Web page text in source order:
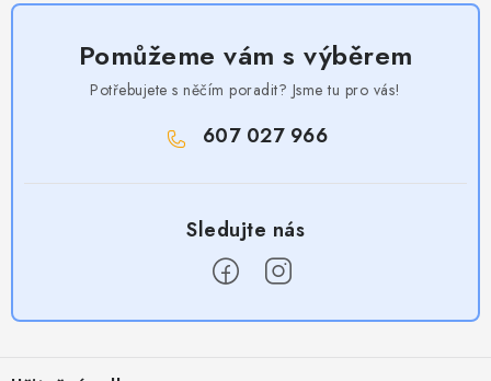
Pomůžeme vám s výběrem
Potřebujete s něčím poradit? Jsme tu pro vás!
607 027 966